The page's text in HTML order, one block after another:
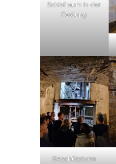
Schlafraum in der
Festung
Geschützturm